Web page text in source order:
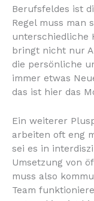
Berufsfeldes ist
Regel muss man
unterschiedliche
bringt nicht nur
die persönliche
immer etwas
das ist hier das
Ein weiterer
arbeiten oft eng
sei es in
Umsetzung von
muss also
Team